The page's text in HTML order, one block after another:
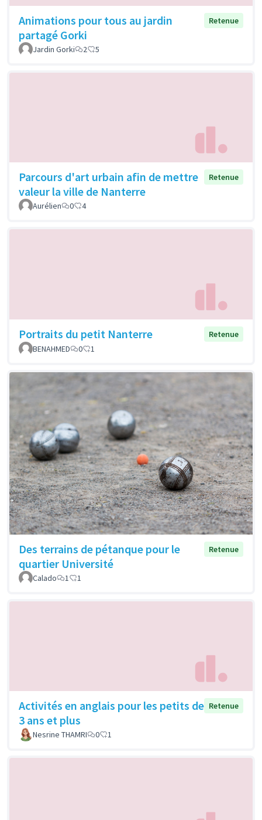
Animations pour tous au jardin
partagé Gorki
Retenue
Jardin Gorki 2 5
Parcours d'art urbain afin de mettre
valeur la ville de Nanterre
Retenue
Aurélien 0 4
Portraits du petit Nanterre
Retenue
BENAHMED
0 1
Des terrains de pétanque pour le
quartier Université
Retenue
Calado 1 1
Activités en anglais pour les petits de
3 ans et plus
Retenue
Nesrine THAMRI 0 1